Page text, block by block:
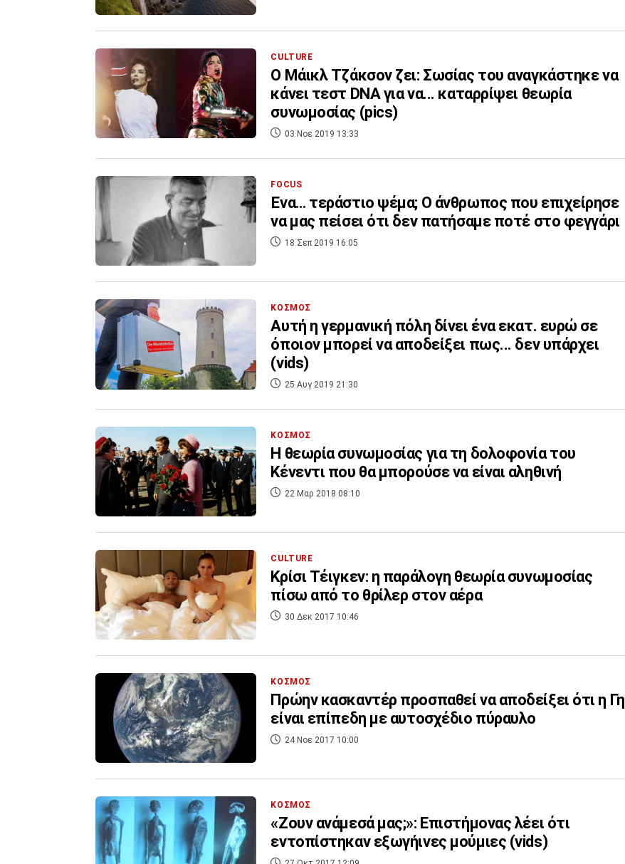
CULTURE
Ο Μάικλ Τζάκσον ζει: Σωσίας του αναγκάστηκε να
κάνει τεστ DNA για να... καταρρίψει θεωρία
συνωμοσίας (pics)
03 Νοε 2019 13:33
FOCUS
Ένα… τεράστιο ψέμα; Ο άνθρωπος που επιχείρησε
να μας πείσει ότι δεν πατήσαμε ποτέ στο φεγγάρι
18 Σεπ 2019 16:05
ΚΟΣΜΟΣ
Αυτή η γερμανική πόλη δίνει ένα εκατ. ευρώ σε
όποιον μπορεί να αποδείξει πως... δεν υπάρχει
(vids)
25 Αυγ 2019 21:30
ΚΟΣΜΟΣ
H θεωρία συνωμοσίας για τη δολοφονία του
Κένεντι που θα μπορούσε να είναι αληθινή
22 Μαρ 2018 08:10
CULTURE
Kρίσι Τέιγκεν: η παράλογη θεωρία συνωμοσίας
πίσω από το θρίλερ στον αέρα
30 Δεκ 2017 10:46
ΚΟΣΜΟΣ
Πρώην κασκαντέρ προσπαθεί να αποδείξει ότι η Γη
είναι επίπεδη με αυτοσχέδιο πύραυλο
24 Νοε 2017 10:00
ΚΟΣΜΟΣ
«Ζουν ανάμεσά μας;»: Επιστήμονας λέει ότι
εντοπίστηκαν εξωγήινες μούμιες (vids)